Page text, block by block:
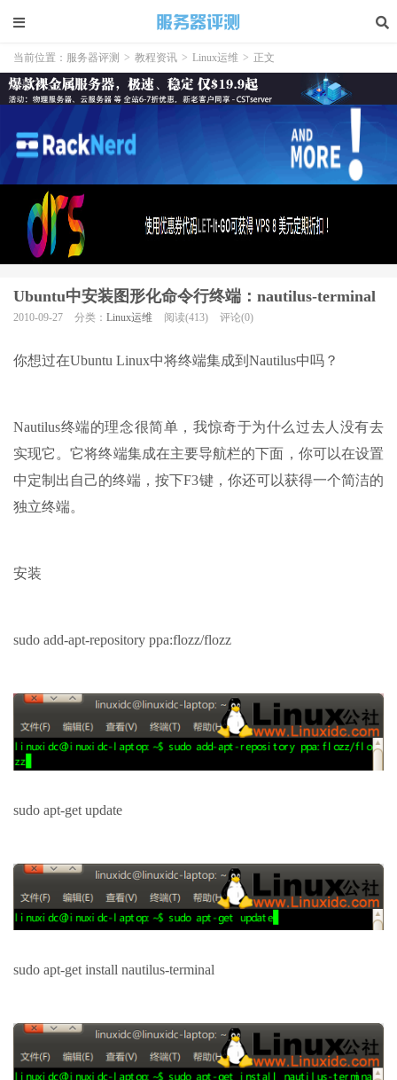
当前位置： 服务器评测 > 教程资讯 > Linux运维 > 正文
Ubuntu中安装图形化命令行终端：nautilus-terminal
2010-09-27 分类： Linux运维 阅读(413) 评论(0)
你想过在Ubuntu Linux中将终端集成到Nautilus中吗？
Nautilus终端的理念很简单，我惊奇于为什么过去人没有去
实现它。它将终端集成在主要导航栏的下面，你可以在设置
中定制出自己的终端，按下F3键，你还可以获得一个简洁的
独立终端。
安装
sudo add-apt-repository ppa:flozz/flozz
sudo apt-get update
sudo apt-get install nautilus-terminal